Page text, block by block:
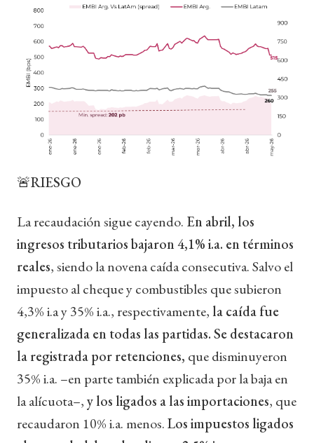
🚨RIESGO
La recaudación sigue cayendo. En abril, los
ingresos tributarios bajaron 4,1% i.a. en términos
reales, siendo la novena caída consecutiva. Salvo el
impuesto al cheque y combustibles que subieron
4,3% i.a y 35% i.a., respectivamente, la caída fue
generalizada en todas las partidas. Se destacaron
la registrada por retenciones, que disminuyeron
35% i.a. –en parte también explicada por la baja en
la alícuota–,y los ligados a las importaciones, que
recaudaron 10% i.a. menos.Los impuestos ligados